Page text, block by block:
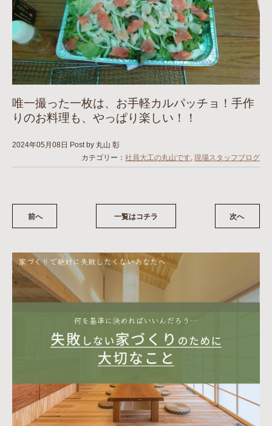
唯一撮った一枚は、お手軽カルパッチョ！手作
りのお料理も、やっぱり楽しい！！
2024年05月08日 Post by 丸山 彰
カテゴリー： 社員大工の丸山です, 現場スタッフブログ
前へ 一覧はコチラ 次へ